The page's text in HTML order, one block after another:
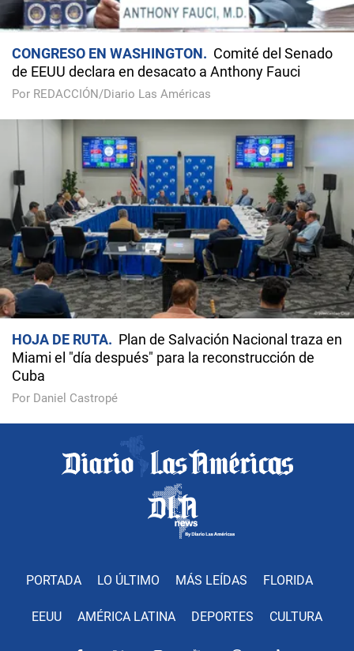
CONGRESO EN WASHINGTON
Comité del Senado
de EEUU declara en desacato a Anthony Fauci
Por REDACCIÓN/Diario Las Américas
HOJA DE RUTA
Plan de Salvación Nacional traza en
Miami el "día después" para la reconstrucción de
Cuba
Por Daniel Castropé
PORTADA LO ÚLTIMO MÁS LEÍDAS FLORIDA
EEUU AMÉRICA LATINA DEPORTES CULTURA